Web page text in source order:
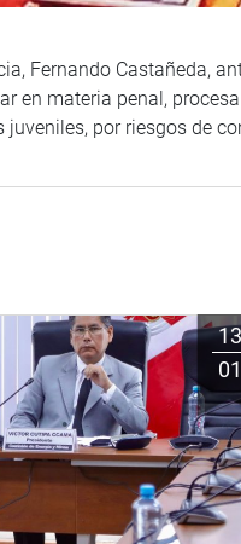
Fernando Castañeda,
en materia penal,
por riesgos de
13
01